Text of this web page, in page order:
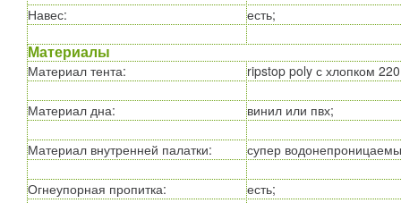
Навес: есть;
Материалы
Материал тента: ripstop poly с хлопком
Материал дна: винил или пвх;
Материал внутренней палатки: супер
Огнеупорная пропитка: есть;